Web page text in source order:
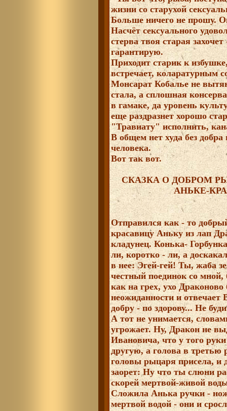
жизни со старухой
Больше ничего не прошу.
Насчёт сексуального
стерва твоя старая
гарантирую.
Приходит старик к
встречает, коларатурным
Монсарат Кобалье не
стала, а сплошная
в гамаке, да уровень
еще раздразнет хорошо
"Травиату" исполнить,
В общем нет худа без
человека.
Вот так вот.
СКАЗКА О ДОБРОМ
АНЬКЕ-
Отправился как - то
красавицу Аньку из лап
кладунец. Конька-
ли, коротко - ли, а
в нее: Эгей-гей! Ты, жаба
честный поединок со
как на грех, ухо
неожиданности и
добру - по здорову... Не
А тот не унимается,
угрожает. Ну, Дракон не
Ивановича, что у того
другую, а голова в третью
головы рыцаря присела, и
заорет: Ну что ты слюни
скорей мертвой-живой
Сложила Анька ручки -
мертвой водой - они и